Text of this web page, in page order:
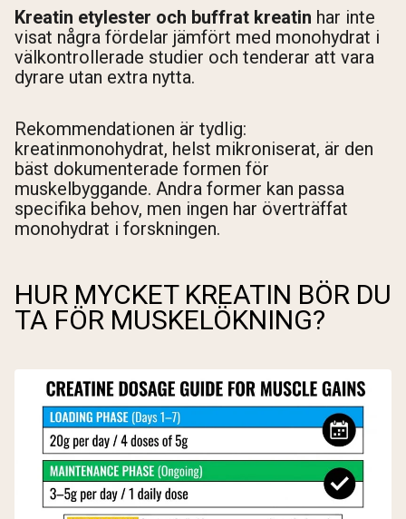
Kreatin etylester och buffrat kreatin har inte
visat några fördelar jämfört med monohydrat i
välkontrollerade studier och tenderar att vara
dyrare utan extra nytta.
Rekommendationen är tydlig:
kreatinmonohydrat, helst mikroniserat, är den
bäst dokumenterade formen för
muskelbyggande. Andra former kan passa
specifika behov, men ingen har överträffat
monohydrat i forskningen.
HUR MYCKET KREATIN BÖR DU
TA FÖR MUSKELÖKNING?